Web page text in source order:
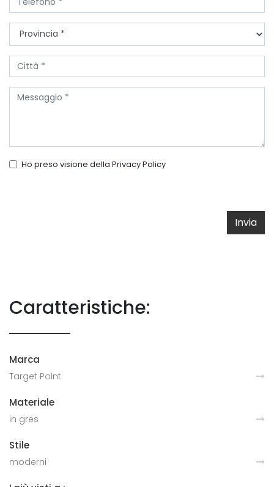
Ho preso visione della Privacy Policy
Invia
Caratteristiche:
Marca
Target Point
Materiale
in gres
Stile
moderni